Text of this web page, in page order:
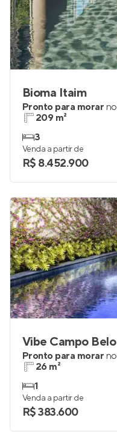
Bioma Itaim
Pronto para morar no
209 m²
3
Venda a partir de
R$ 8.452.900
Vibe Campo Belo
Pronto para morar no
26 m²
1
Venda a partir de
R$ 383.600